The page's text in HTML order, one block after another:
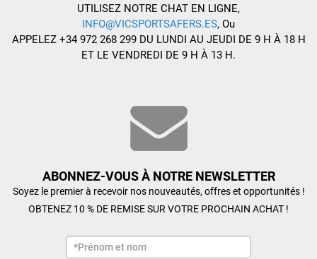
UTILISEZ NOTRE CHAT EN LIGNE,
INFO@VICSPORTSAFERS.ES, Ou
APPELEZ +34 972 268 299 DU LUNDI AU JEUDI DE 9 H À 18 H
ET LE VENDREDI DE 9 H À 13 H.
ABONNEZ-VOUS À NOTRE NEWSLETTER
Soyez le premier à recevoir nos nouveautés, offres et opportunités !
OBTENEZ 10 % DE REMISE SUR VOTRE PROCHAIN ACHAT !